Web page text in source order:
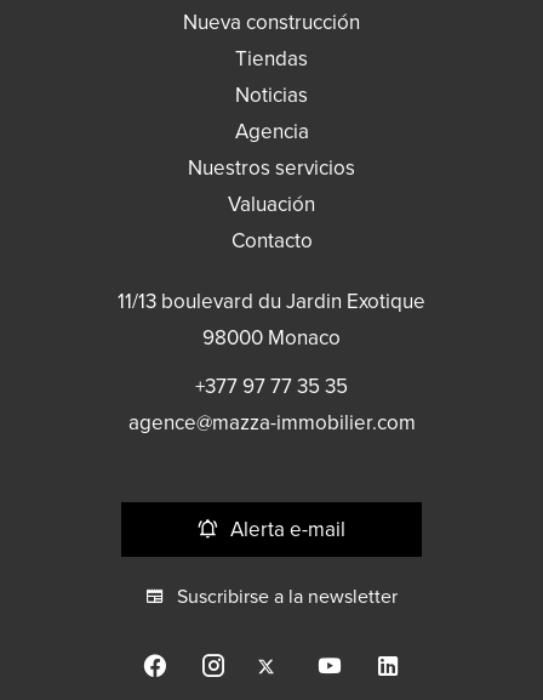
Nueva construcción
Tiendas
Noticias
Agencia
Nuestros servicios
Valuación
Contacto
11/13 boulevard du Jardin Exotique
98000 Monaco
+377 97 77 35 35
agence@mazza-immobilier.com
Alerta e-mail
Suscribirse a la newsletter